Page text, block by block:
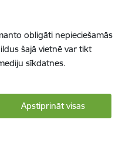
obligāti nepieciešamās
šajā vietnē var tikt
sīkdatnes.
Apstiprināt visas